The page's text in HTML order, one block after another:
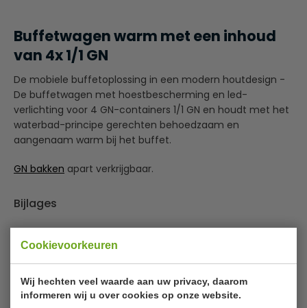
Cookievoorkeuren
Wij hechten veel waarde aan uw privacy, daarom
informeren wij u over cookies op onze website.
Buffetwagen warm met een inhoud
van 4x 1/1 GN
De mobiele buffetoplossing in een modern houtdesign -
De buffetwagen met hoestbescherming en led-
verlichting voor 4 GN-containers 1/1 GN en houdt met het
waterbad-principe gerechten behoedzaam en
aangenaam warm bij het buffet.
GN bakken apart verkrijgbaar.
Bijlages
Gebruiksaanwijzing
Specificaties
Model
125634